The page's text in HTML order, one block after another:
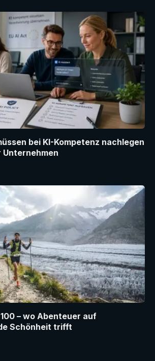
bei KI-Kompetenz nachlegen
100 – wo Abenteuer auf
Schönheit trifft